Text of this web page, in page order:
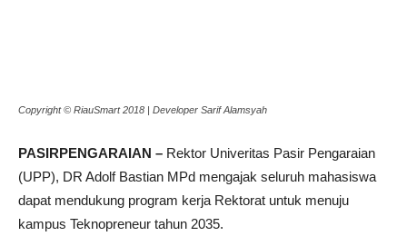
Copyright © RiauSmart 2018 | Developer Sarif Alamsyah
PASIRPENGARAIAN – Rektor Univeritas Pasir Pengaraian
(UPP), DR Adolf Bastian MPd mengajak seluruh mahasiswa
dapat mendukung program kerja Rektorat untuk menuju
kampus Teknopreneur tahun 2035.